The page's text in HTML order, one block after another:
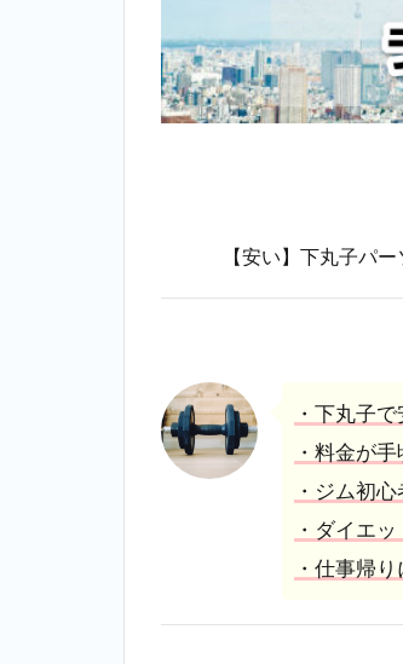
【安い】下丸子パ
・下丸子
・料金が
・ジム初
・ダイエ
・仕事帰